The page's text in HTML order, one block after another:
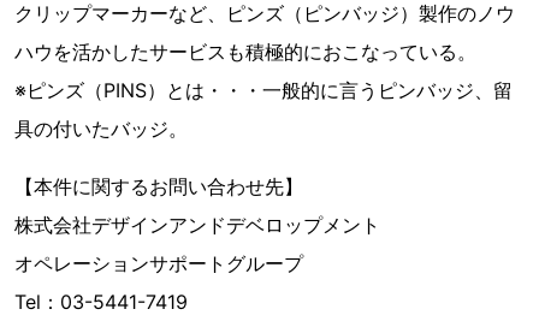
クリップマーカーなど、ピンズ（ピンバッジ）製作のノウ
ハウを活かしたサービスも積極的におこなっている。
※ピンズ（PINS）とは・・・一般的に言うピンバッジ、留
具の付いたバッジ。
【本件に関するお問い合わせ先】
株式会社デザインアンドデベロップメント
オペレーションサポートグループ
Tel：03-5441-7419